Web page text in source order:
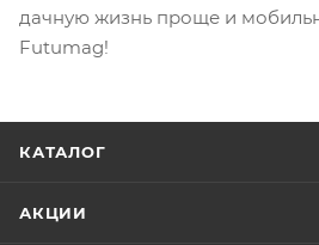
дачную жизнь проще и
Futumag!
КАТАЛОГ
АКЦИИ